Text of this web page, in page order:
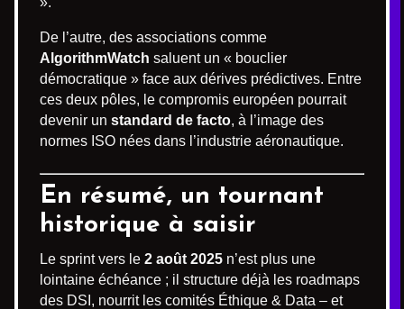
De l’autre, des associations comme
AlgorithmWatch saluent un « bouclier
démocratique » face aux dérives prédictives. Entre
ces deux pôles, le compromis européen pourrait
devenir un standard de facto, à l’image des
normes ISO nées dans l’industrie aéronautique.
En résumé, un tournant
historique à saisir
Le sprint vers le 2 août 2025 n’est plus une
lointaine échéance ; il structure déjà les roadmaps
des DSI, nourrit les comités Éthique & Data – et